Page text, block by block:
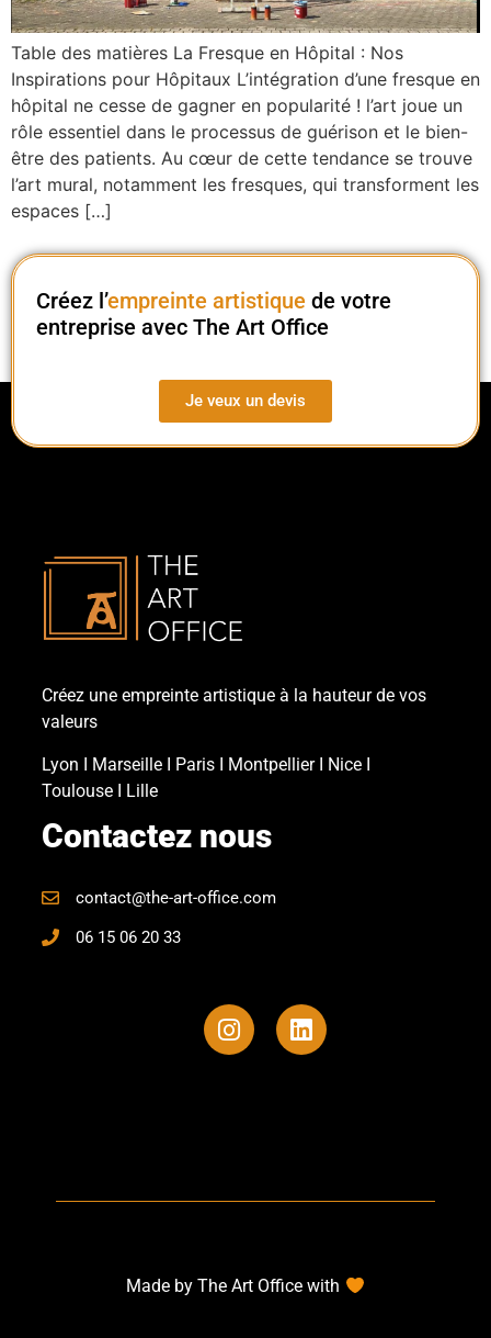
Table des matières La Fresque en Hôpital : Nos
Inspirations pour Hôpitaux L’intégration d’une fresque en
hôpital ne cesse de gagner en popularité ! l’art joue un
rôle essentiel dans le processus de guérison et le bien-
être des patients. Au cœur de cette tendance se trouve
l’art mural, notamment les fresques, qui transforment les
espaces […]
Créez l’empreinte artistique de votre
entreprise avec The Art Office
Je veux un devis
Créez une empreinte artistique à la hauteur de vos
valeurs
Lyon Ι Marseille Ι Paris Ι MontpellierΙ Nice Ι
Toulouse Ι Lille
Contactez nous
contact@the-art-office.com
06 15 06 20 33
Made by The Art Office with